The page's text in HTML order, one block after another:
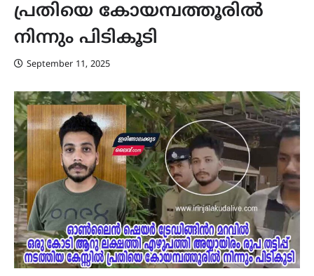
പ്രതിയെ കോയമ്പത്തൂരിൽ
നിന്നും പിടികൂടി
September 11, 2025